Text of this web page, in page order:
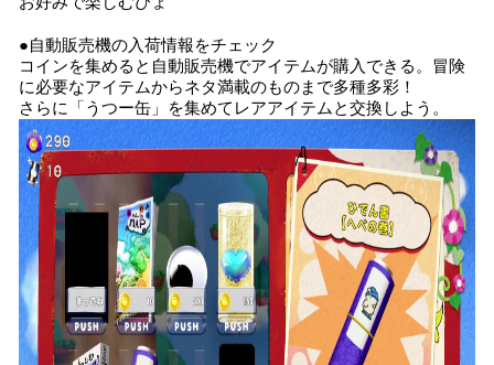
●自動販売機の入荷情報をチェック
コインを集めると自動販売機でアイテムが購入できる。冒険
に必要なアイテムからネタ満載のものまで多種多彩！
さらに「うつー缶」を集めてレアアイテムと交換しよう。